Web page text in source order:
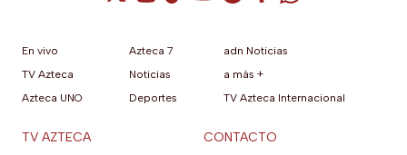
En vivo
TV Azteca
Azteca UNO
Azteca 7
Noticias
Deportes
adn Noticias
a más +
TV Azteca Internacional
TV AZTECA CONTACTO